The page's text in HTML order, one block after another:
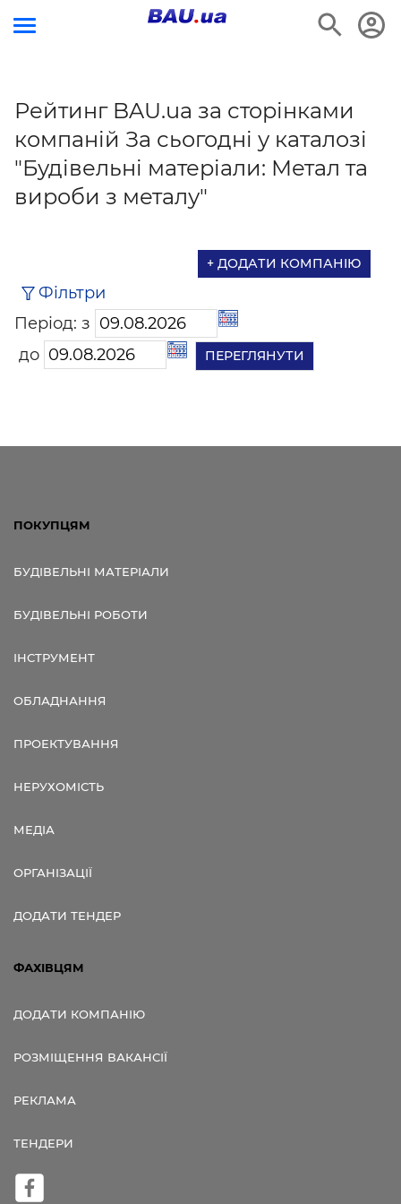
Рейтинг BAU.ua за сторінками
компаній За сьогодні у каталозі
"Будівельні матеріали: Метал та
вироби з металу"
+ ДОДАТИ КОМПАНІЮ
Фільтри
Період: з
до
ПОКУПЦЯМ
БУДІВЕЛЬНІ МАТЕРІАЛИ
БУДІВЕЛЬНІ РОБОТИ
ІНСТРУМЕНТ
ОБЛАДНАННЯ
ПРОЕКТУВАННЯ
НЕРУХОМІСТЬ
МЕДІА
ОРГАНІЗАЦІЇ
ДОДАТИ ТЕНДЕР
ФАХІВЦЯМ
ДОДАТИ КОМПАНІЮ
РОЗМІЩЕННЯ ВАКАНСІЇ
РЕКЛАМА
ТЕНДЕРИ